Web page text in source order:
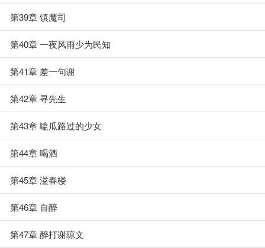
第39章 镇魔司
第40章 一夜风雨少为民知
第41章 差一句谢
第42章 寻先生
第43章 嗑瓜路过的少女
第44章 喝酒
第45章 溢春楼
第46章 自醉
第47章 醉打谢琼文